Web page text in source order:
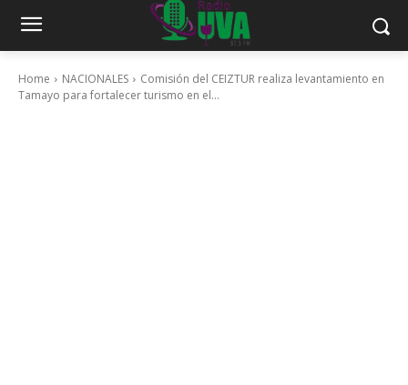
Home NACIONALES
Comisión del CEIZTUR realiza levantamiento en
Tamayo para fortalecer turismo en el...